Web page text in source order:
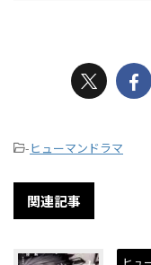
-ヒューマンドラマ
関連記事
ヒュ